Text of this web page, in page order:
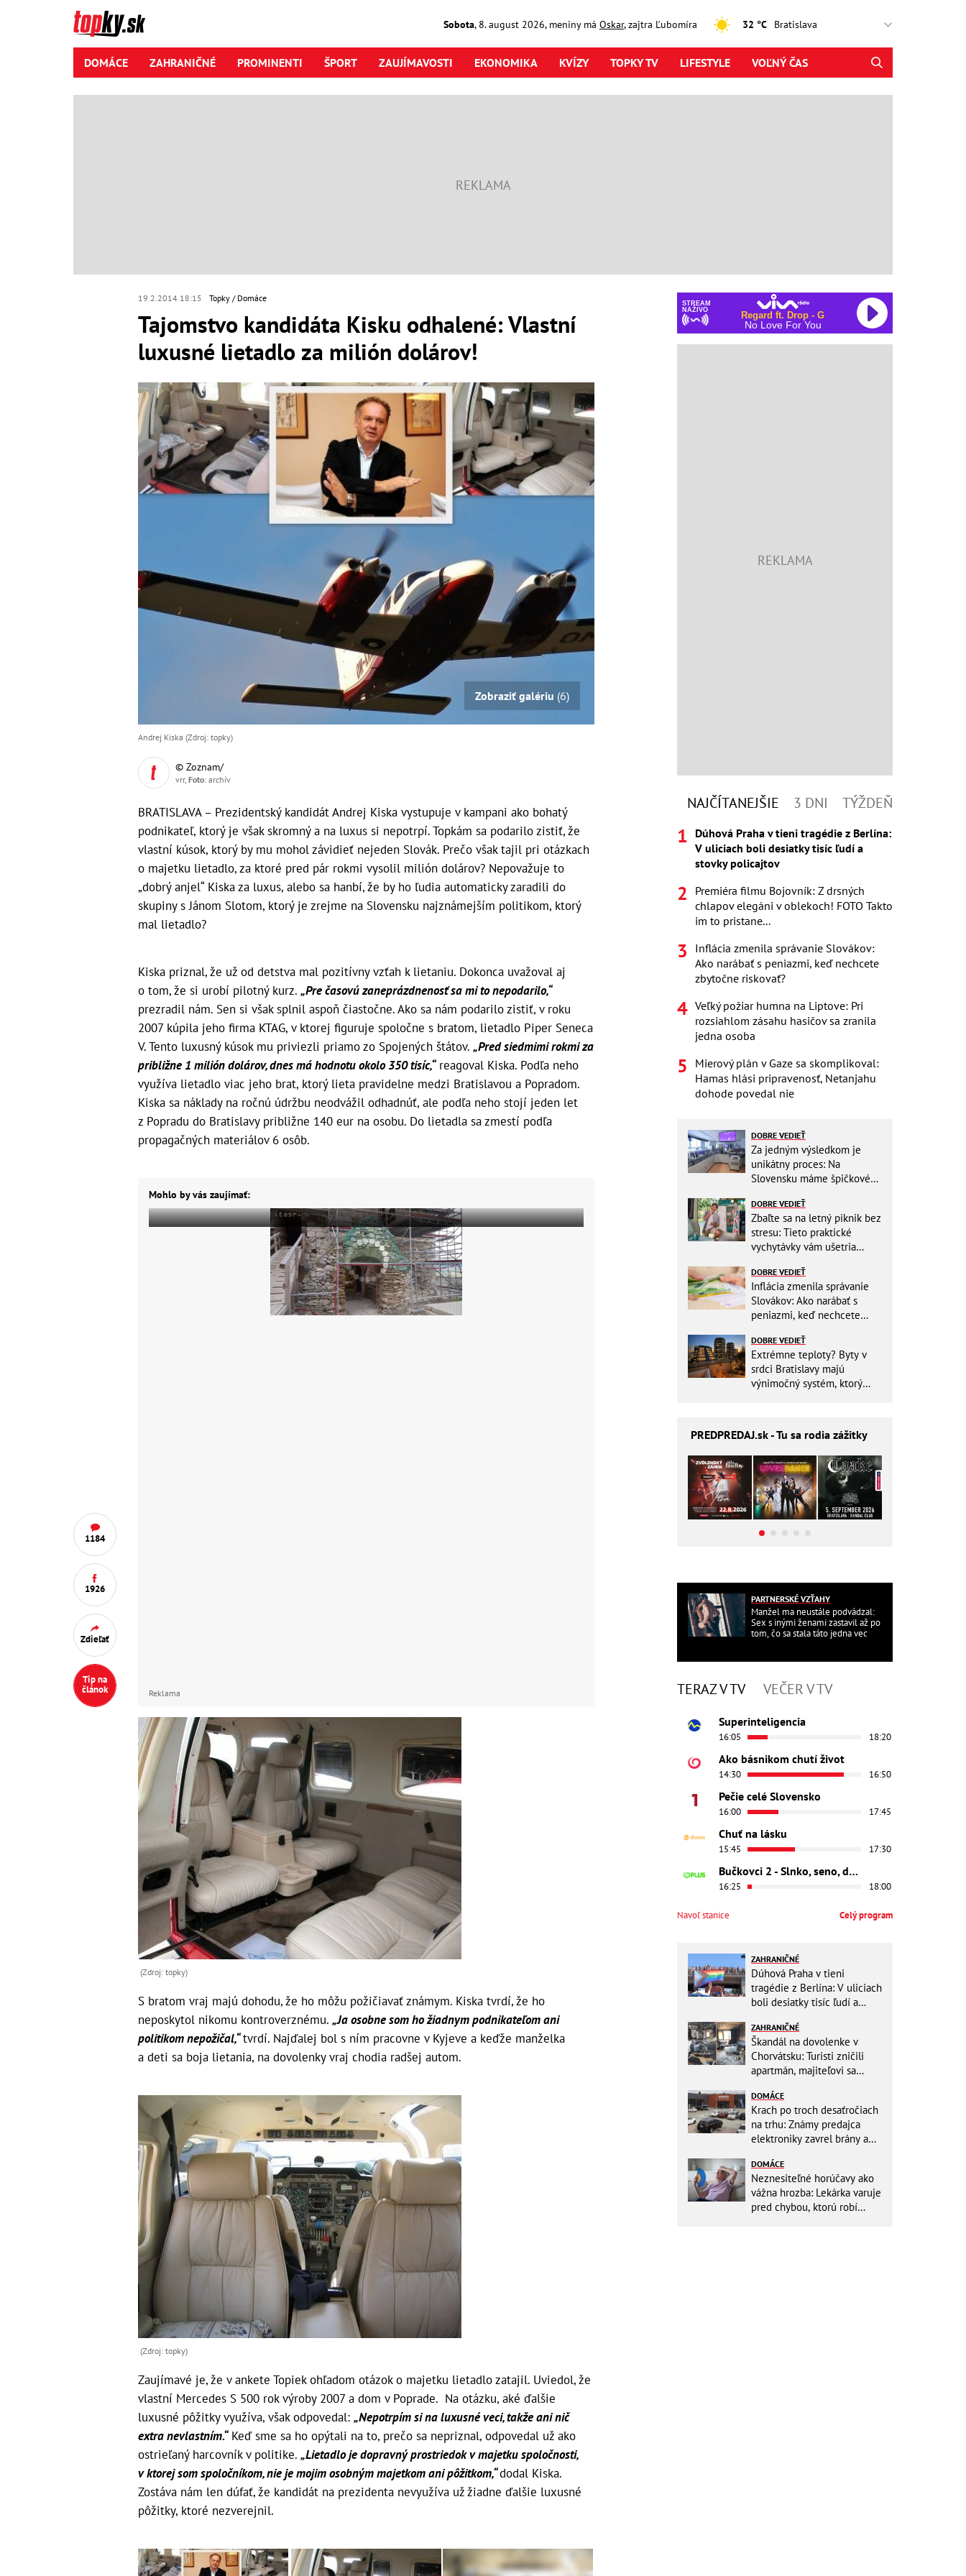
Sobota, 8. august2026, meniny má Oskar, zajtra Ľubomíra 32 °C
DOMÁCE ZAHRANIČNÉ PROMINENTI ŠPORT ZAUJÍMAVOSTI EKONOMIKA KVÍZY TOPKY TV LIFESTYLE VOĽNÝ ČAS
19.2.2014 18:15 Topky Domáce
Tajomstvo kandidáta Kisku odhalené: Vlastní
luxusné lietadlo za milión dolárov!
1184
1926
Zdieľať
Tip na
článok
Zobraziť galériu (6)
Andrej Kiska (Zdroj: topky)
© Zoznam/
vrr, Foto: archív
BRATISLAVA – Prezidentský kandidát Andrej Kiska vystupuje v kampani ako bohatý
podnikateľ, ktorý je však skromný a na luxus si nepotrpí. Topkám sa podarilo zistiť, že
vlastní kúsok, ktorý by mu mohol závidieť nejeden Slovák. Prečo však tajil pri otázkach
o majetku lietadlo, za ktoré pred pár rokmi vysolil milión dolárov? Nepovažuje to
„dobrý anjel“ Kiska za luxus, alebo sa hanbí, že by ho ľudia automaticky zaradili do
skupiny s Jánom Slotom, ktorý je zrejme na Slovensku najznámejším politikom, ktorý
mal lietadlo?
Kiska priznal, že už od detstva mal pozitívny vzťah k lietaniu. Dokonca uvažoval aj
o tom, že si urobí pilotný kurz. „Pre časovú zaneprázdnenosť sa mi to nepodarilo,“
prezradil nám. Sen si však splnil aspoň čiastočne. Ako sa nám podarilo zistiť, v roku
2007 kúpila jeho firma KTAG, v ktorej figuruje spoločne s bratom, lietadlo Piper Seneca
V. Tento luxusný kúsok mu priviezli priamo zo Spojených štátov. „Pred siedmimi rokmi za
približne 1 milión dolárov, dnes má hodnotu okolo 350 tisíc,“reagoval Kiska. Podľa neho
využíva lietadlo viac jeho brat, ktorý lieta pravidelne medzi Bratislavou a Popradom.
Kiska sa náklady na ročnú údržbu neodvážil odhadnúť, ale podľa neho stojí jeden let
z Popradu do Bratislavy približne 140 eur na osobu. Do lietadla sa zmestí podľa
propagačných materiálov 6 osôb.
Mohlo by vás zaujímať:
Reklama
(Zdroj: topky)
S bratom vraj majú dohodu, že ho môžu požičiavať známym. Kiska tvrdí, že ho
neposkytol nikomu kontroverznému. „Ja osobne som ho žiadnym podnikateľom ani
politikom nepožičal,“tvrdí. Najďalej bol s ním pracovne v Kyjeve a keďže manželka
a deti sa boja lietania, na dovolenky vraj chodia radšej autom.
(Zdroj: topky)
Zaujímavé je, že v ankete Topiek ohľadom otázok o majetku lietadlo zatajil. Uviedol, že
vlastní Mercedes S 500 rok výroby 2007 a dom v Poprade. Na otázku, aké ďalšie
luxusné pôžitky využíva, však odpovedal: „Nepotrpím si na luxusné veci, takže ani nič
extra nevlastním.“Keď sme sa ho opýtali na to, prečo sa nepriznal, odpovedal už ako
ostrieľaný harcovník v politike. „Lietadlo je dopravný prostriedok v majetku spoločnosti,
v ktorej som spoločníkom, nie je mojim osobným majetkom ani pôžitkom,“dodal Kiska.
Zostáva nám len dúfať, že kandidát na prezidenta nevyužíva už žiadne ďalšie luxusné
pôžitky, ktoré nezverejnil.
STREAM
NAŽIVO
Regard ft. Drop - G
No Love For You
NAJČÍTANEJŠIE 3 DNI TÝŽDEŇ
Dúhová Praha v tieni tragédie z Berlína:
V uliciach boli desiatky tisíc ľudí a
stovky policajtov
Premiéra filmu Bojovník: Z drsných
chlapov elegáni v oblekoch! FOTO Takto
im to pristane...
Inflácia zmenila správanie Slovákov:
Ako narábať s peniazmi, keď nechcete
zbytočne riskovať?
Veľký požiar humna na Liptove: Pri
rozsiahlom zásahu hasičov sa zranila
jedna osoba
Mierový plán v Gaze sa skomplikoval:
Hamas hlási pripravenosť, Netanjahu
dohode povedal nie
DOBRE VEDIEŤ
Za jedným výsledkom je
unikátny proces: Na
Slovensku máme špičkové
DOBRE VEDIEŤ
Zbaľte sa na letný piknik bez
stresu: Tieto praktické
vychytávky vám ušetria
DOBRE VEDIEŤ
Inflácia zmenila správanie
Slovákov: Ako narábať s
peniazmi, keď nechcete
DOBRE VEDIEŤ
Extrémne teploty? Byty v
srdci Bratislavy majú
výnimočný systém, ktorý
PREDPREDAJ.sk - Tu sa rodia zážitky
PARTNERSKÉ VZŤAHY
Manžel ma neustále podvádzal:
Sex s inými ženami zastavil až po
tom, čo sa stala táto jedna vec
TERAZ V TV VEČER V TV
Superinteligencia
16:05 18:20
Ako básnikom chutí život
14:30 16:50
Pečie celé Slovensko
16:00 17:45
Chuť na lásku
15:45 17:30
Bučkovci 2 - Slnko, seno, dedina
16:25 18:00
Navoľ stanice Celý program
ZAHRANIČNÉ
Dúhová Praha v tieni
tragédie z Berlína: V uliciach
boli desiatky tisíc ľudí a
ZAHRANIČNÉ
Škandál na dovolenke v
Chorvátsku: Turisti zničili
apartmán, majiteľovi sa
preplatiť hotel
DOMÁCE
Krach po troch desaťročiach
na trhu: Známy predajca
elektroniky zavrel brány a
DOMÁCE
Neznesiteľné horúčavy ako
vážna hrozba: Lekárka varuje
pred chybou, ktorú robí